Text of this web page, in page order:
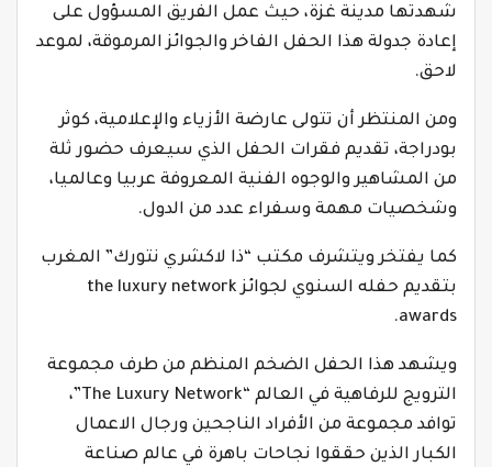
شهدتها مدينة غزة، حيث عمل الفريق المسؤول على
إعادة جدولة هذا الحفل الفاخر والجوائز المرموقة، لموعد
لاحق.
ومن المنتظر أن تتولى عارضة الأزياء والإعلامية، كوثر
بودراجة، تقديم فقرات الحفل الذي سيعرف حضور ثلة
من المشاهير والوجوه الفنية المعروفة عربيا وعالميا،
وشخصيات مهمة وسفراء عدد من الدول.
كما يفتخر ويتشرف مكتب “ذا لاكشري نتورك” المغرب
بتقديم حفله السنوي لجوائز the luxury network
awards.
ويشهد هذا الحفل الضخم المنظم من طرف مجموعة
الترويج للرفاهية في العالم “The Luxury Network”،
توافد مجموعة من الأفراد الناجحين ورجال الاعمال
الكبار الذين حققوا نجاحات باهرة في عالم صناعة